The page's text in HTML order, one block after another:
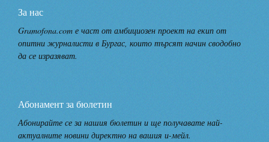
За нас
Gramofona.com е част от амбициозен проект на екип от
опитни журналисти в Бургас, които търсят начин сводобно
да се изразяват.
Абонамент за бюлетин
Абонирайте се за нашия бюлетин и ще получавате най-
актуалните новини директно на вашия и-мейл.